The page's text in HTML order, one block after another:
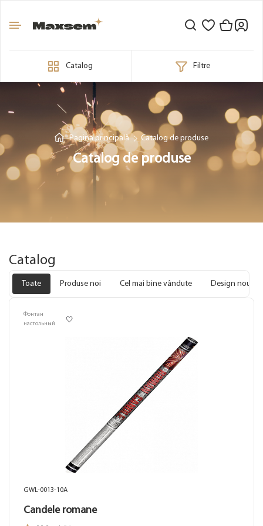
Catalog Filtre
Pagina principală Catalog de produse
Catalog de produse
Catalog
Toate Produse noi Cel mai bine vândute Design nou
Фонтан
настольный
GWL-0013-10A
Candele romane